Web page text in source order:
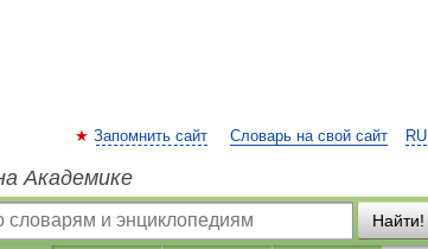
RU
Запомнить сайт Словарь на свой сайт
Академике
Найти!